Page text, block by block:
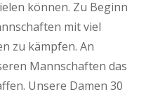
können. Zu Beginn
mit viel
zu kämpfen. An
Mannschaften das
Unsere Damen 30